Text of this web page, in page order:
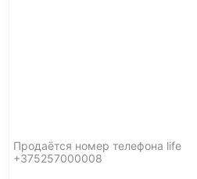
Продаётся номер телефона life
+375257000008